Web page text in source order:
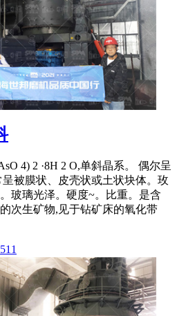
4) 2 ·8H 2 O,单斜晶系。 偶尔呈
被膜状、皮壳状或土状块体。玫
玻璃光泽。硬度~。比重。是含
次生矿物,见于钻矿床的氧化带